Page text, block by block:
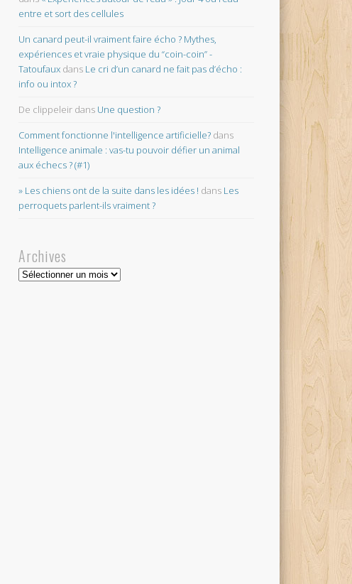
entre et sort des cellules
Un canard peut-il vraiment faire écho ? Mythes,
expériences et vraie physique du “coin-coin” -
Tatoufaux dans Le cri d’un canard ne fait pas d’écho :
info ou intox ?
De clippeleir dans Une question ?
Comment fonctionne l'intelligence artificielle? dans
Intelligence animale : vas-tu pouvoir défier un animal
aux échecs ? (#1)
» Les chiens ont de la suite dans les idées ! dans Les
perroquets parlent-ils vraiment ?
Archives
Archives